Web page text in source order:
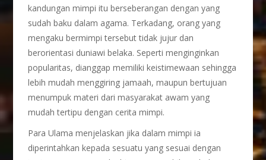
kandungan mimpi itu berseberangan dengan yang
sudah baku dalam agama. Terkadang, orang yang
mengaku bermimpi tersebut tidak jujur dan
berorientasi duniawi belaka. Seperti menginginkan
popularitas, dianggap memiliki keistimewaan sehingga
lebih mudah menggiring jamaah, maupun bertujuan
menumpuk materi dari masyarakat awam yang
mudah tertipu dengan cerita mimpi.
Para Ulama menjelaskan jika dalam mimpi ia
diperintahkan kepada sesuatu yang sesuai dengan